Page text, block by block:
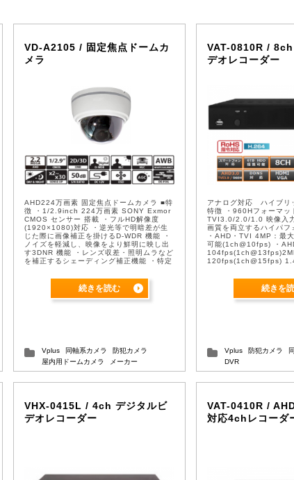
VD-A2105 / 固定焦点ドームカ
メラ
AHD224万画素 固定焦点ドームカメラ ■特
徴 ・1/2.9inch 224万画素 SONY Exmor
CMOS センサー 搭載 ・フルHD解像度
(1920×1080)対応 ・逆光等で明暗差が⽣
じた際に画像補正を掛けるD-WDR 機能 ・
ノイズを軽減し、映像をより鮮明に映し出
す3DNR 機能 ・レンズ収差・照明ムラなど
を補正するシェーディング補正機能 ・特定
続きを読む
Vplus 同軸系カメラ
防犯カメラ
屋内用ドームカメラ
メーカー
VAT-0810R /
デオレコーダー
アナログ対応 ハイブ
特徴 ・960Hフォーマッ
TVI3.0/2.0/1.0 映像入
画質を両⽴するハイパフ
・AHD・TVI 4MP：最
可能(1ch@10fps) ・
120fps(1ch@15fps)
続きを
Vplus 防犯カメラ
DVR
VHX-0415L / 4ch デジタルビ
デオレコーダー
VAT-0410R /
対応4chレコーダ